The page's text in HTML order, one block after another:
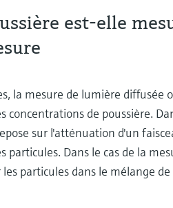
est-elle
la mesure de lumière diffusée
concentrations de poussière.
sur l'atténuation d'un
particules. Dans le cas de la
particules dans le mélange